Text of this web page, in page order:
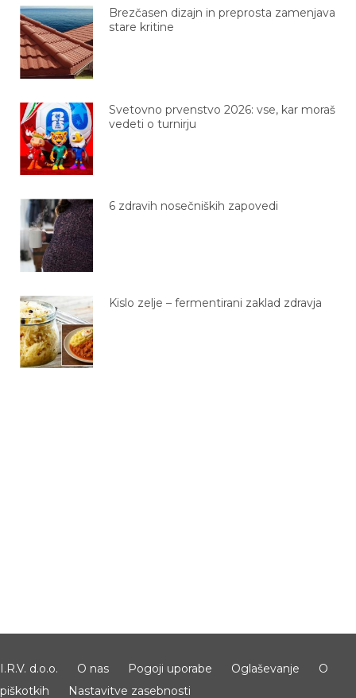
Brezčasen dizajn in preprosta zamenjava
stare kritine
Svetovno prvenstvo 2026: vse, kar moraš
vedeti o turnirju
6 zdravih nosečniških zapovedi
Kislo zelje – fermentirani zaklad zdravja
I.R.V. d.o.o. O nas Pogoji uporabe Oglaševanje
O
piškotkih
Nastavitve zasebnosti